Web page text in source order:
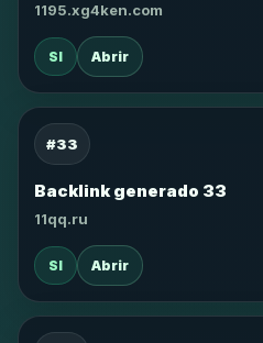
1195.xg4ken.com
SI Abrir
#33
Backlink generado 33
11qq.ru
SI Abrir